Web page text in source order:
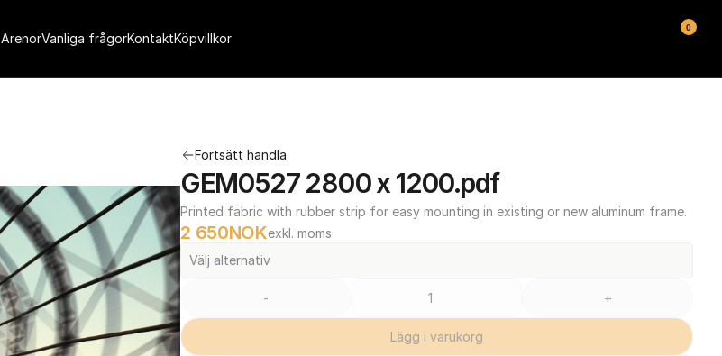
Fortsätt handla
GEM0527 2800 x 1200.pdf
Printed fabric with rubber strip for easy mounting in existing or new aluminum frame.
2 650NOKexkl. moms
Välj alternativ
- +
Lägg i varukorg
ArenorVanliga frågorKontaktKöpvillkor
0